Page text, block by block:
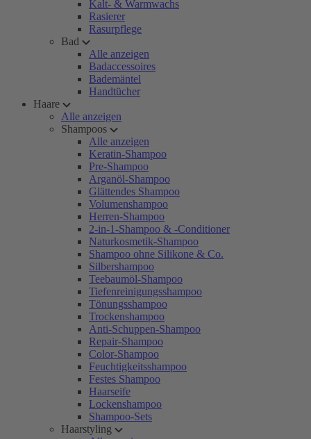
Kalt- & Warmwachs
Rasierer
Rasurpflege
Bad
Alle anzeigen
Badaccessoires
Bademäntel
Handtücher
Haare
Alle anzeigen
Shampoos
Alle anzeigen
Keratin-Shampoo
Pre-Shampoo
Arganöl-Shampoo
Glättendes Shampoo
Volumenshampoo
Herren-Shampoo
2-in-1-Shampoo & -Conditioner
Naturkosmetik-Shampoo
Shampoo ohne Silikone & Co.
Silbershampoo
Teebaumöl-Shampoo
Tiefenreinigungsshampoo
Tönungsshampoo
Trockenshampoo
Anti-Schuppen-Shampoo
Repair-Shampoo
Color-Shampoo
Feuchtigkeitsshampoo
Festes Shampoo
Haarseife
Lockenshampoo
Shampoo-Sets
Haarstyling